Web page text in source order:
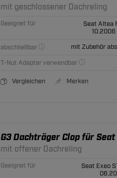
mit geschlossener Dachreling
Geeignet für
Seat Altea
10.2006
abschließbar
mit Zubehör
T-Nut Adapter verwendbar
Vergleichen Merken
G3 Dachträger Clop für
mit offener Dachreling
Geeignet für
Seat Exeo